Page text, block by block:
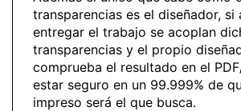
transparencias es el diseñador, si
entregar el trabajo se acoplan
transparencias y el propio
comprueba el resultado en el
estar seguro en un 99.999% de
impreso será el que busca.